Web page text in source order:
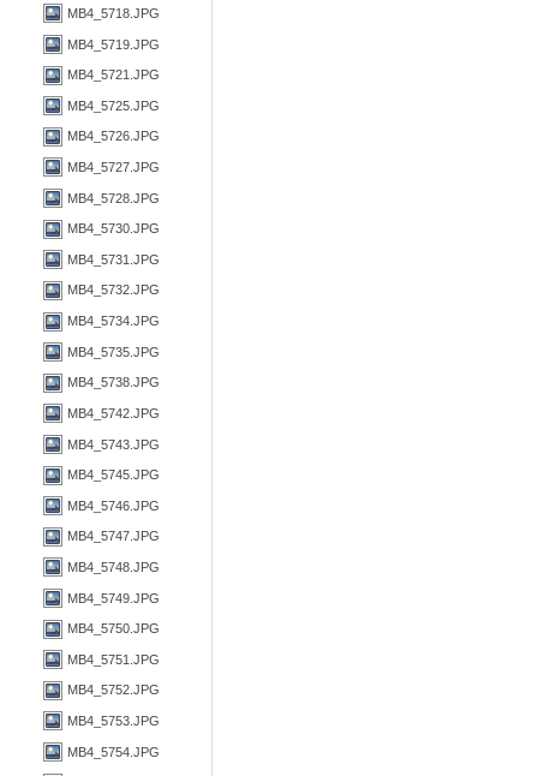
MB4_5718.JPG
MB4_5719.JPG
MB4_5721.JPG
MB4_5725.JPG
MB4_5726.JPG
MB4_5727.JPG
MB4_5728.JPG
MB4_5730.JPG
MB4_5731.JPG
MB4_5732.JPG
MB4_5734.JPG
MB4_5735.JPG
MB4_5738.JPG
MB4_5742.JPG
MB4_5743.JPG
MB4_5745.JPG
MB4_5746.JPG
MB4_5747.JPG
MB4_5748.JPG
MB4_5749.JPG
MB4_5750.JPG
MB4_5751.JPG
MB4_5752.JPG
MB4_5753.JPG
MB4_5754.JPG